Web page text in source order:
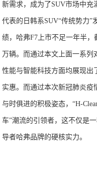
新需求，成为了SUV市场中充
代表的日韩系SUV“传统势力”
绩，哈弗F7上市不足一年半，
万辆。而通过本文上面一系列
性能与智能科技方面均展现出
实惠。而通过本次新冠肺炎疫
与时俱进的积极姿态，“H-
车”潮流的引领者，这不仅是
导者哈弗品牌的硬核实力。